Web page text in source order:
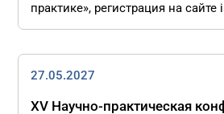
практике», регистрация на сайте
27.05.2027
XV Научно-практическая